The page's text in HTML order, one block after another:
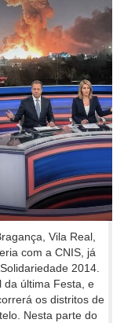
Vila Real,
com a CNIS, já
2014.
da última Festa, e
os distritos de
Nesta parte do